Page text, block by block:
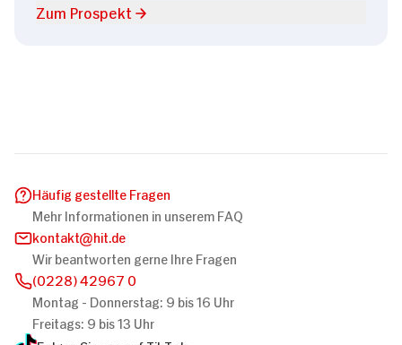
Zum Prospekt
Häufig gestellte Fragen
Mehr Informationen in unserem FAQ
kontakt
hit.de
Wir beantworten gerne Ihre Fragen
(0228) 42967 0
Montag - Donnerstag: 9 bis 16 Uhr
Freitags: 9 bis 13 Uhr